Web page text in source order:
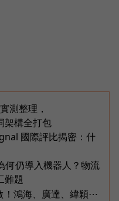
測整理，
架構全打包
國際評比揭密：什
何仍導入機器人？物流
難題
！鴻海、廣達、緯穎⋯